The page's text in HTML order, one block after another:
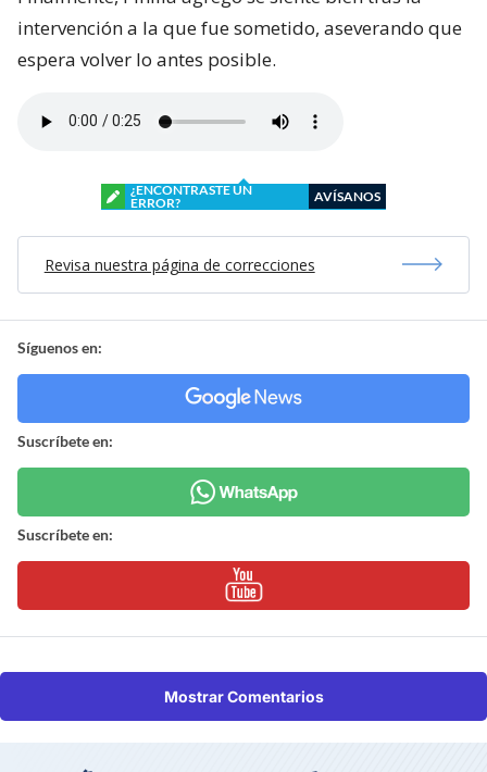
intervención a la que fue sometido, aseverando que
espera volver lo antes posible.
¿ENCONTRASTE UN
ERROR?
AVÍSANOS
Revisa nuestra página de correcciones
Síguenos en:
Suscríbete en:
Suscríbete en:
Mostrar Comentarios